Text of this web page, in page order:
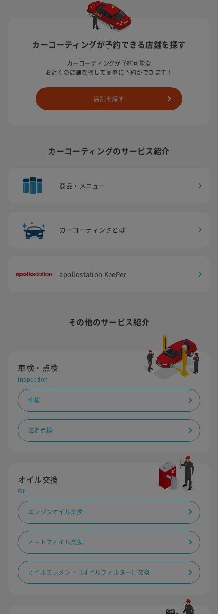
カーコーティングが予約できる店舗を探す
カーコーティングが予約可能な
お近くの店舗を探して簡単に予約ができます！
店舗を探す
カーコーティングのサービス紹介
商品・メニュー
カーコーティングとは
apollostation KeePer
その他のサービス紹介
車検・点検
Inspection
車検
法定点検
オイル交換
Oil
エンジンオイル交換
オートマオイル交換
オイルエレメント（オイルフィルター）交換